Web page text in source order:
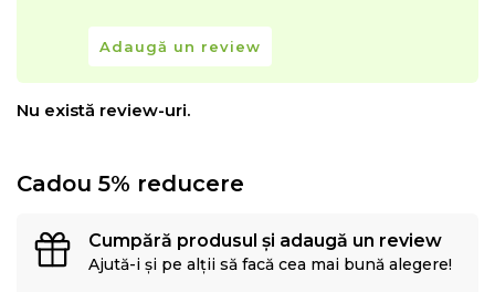
Adaugă un review
Nu există review-uri.
Cadou 5% reducere
Cumpără produsul și adaugă un review
Ajută-i și pe alții să facă cea mai bună alegere!